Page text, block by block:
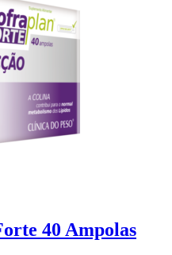
40 Ampolas